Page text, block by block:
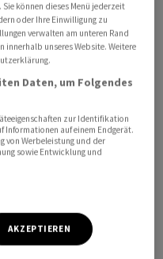
(-3,3 Prozent),
über 200 Aktien im
Marke
Co-CEOs Martin
⁠als Finanzvorstand und
nehmen wolle,
können dieses Menü jederzeit
oder Ihre Einwilligung zu
verwalten am unteren Rand
innerhalb unseres Website. Weitere
Daten, um Folgendes
zur Identifikation
Informationen auf einem Endgerät.
von Werbeleistung und der
sowie Entwicklung und
AKZEPTIEREN